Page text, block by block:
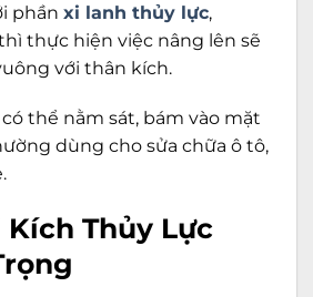
phần xi lanh thủy lực,
thực hiện việc nâng lên sẽ
với thân kích.
thể nằm sát, bám vào mặt
dùng cho sửa chữa ô tô,
Kích Thủy Lực